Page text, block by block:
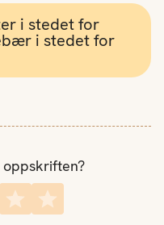
i stedet for
i stedet for